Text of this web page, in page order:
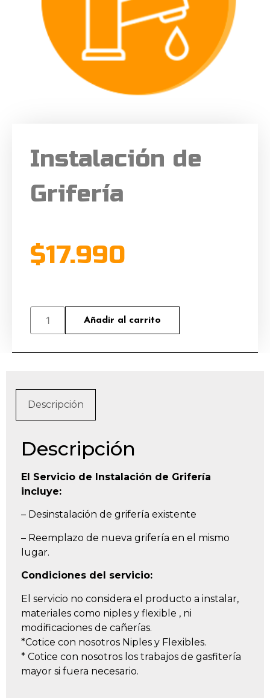
Instalación de
Grifería
$17.990
Añadir al carrito
Descripción
Descripción
El Servicio de Instalación de Grifería
incluye:
– Desinstalación de grifería existente
– Reemplazo de nueva grifería en el mismo
lugar.
Condiciones del servicio:
El servicio no considera el producto a instalar,
materiales como niples y flexible , ni
modificaciones de cañerías.
*Cotice con nosotros Niples y Flexibles.
* Cotice con nosotros los trabajos de gasfitería
mayor si fuera necesario.